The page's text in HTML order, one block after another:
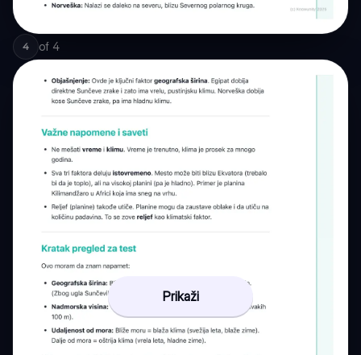
4 of 4
Prikaži